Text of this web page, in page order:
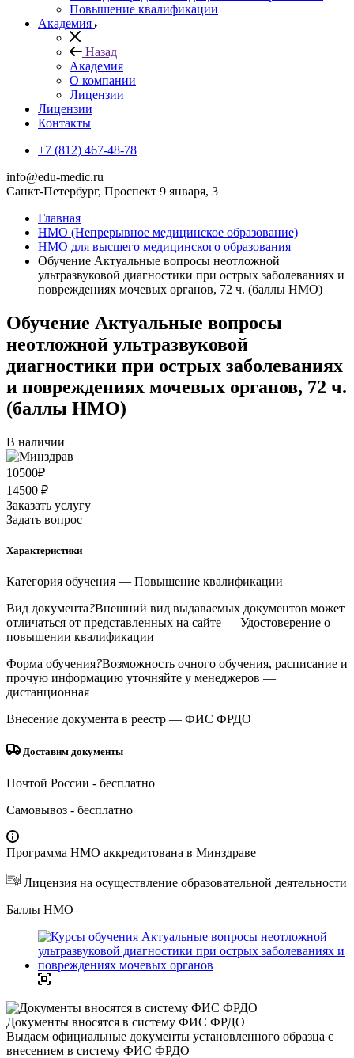
Повышение квалификации
Академия
Назад
Академия
О компании
Лицензии
Лицензии
Контакты
+7 (812) 467-48-78
info@edu-medic.ru
Санкт-Петербург, Проспект 9 января, 3
Главная
НМО (Непрерывное медицинское образование)
НМО для высшего медицинского образования
Обучение Актуальные вопросы неотложной
ультразвуковой диагностики при острых заболеваниях и
повреждениях мочевых органов, 72 ч. (баллы НМО)
Обучение Актуальные вопросы
неотложной ультразвуковой
диагностики при острых заболеваниях
и повреждениях мочевых органов, 72 ч.
(баллы НМО)
В наличии
10500₽
14500 ₽
Заказать услугу
Задать вопрос
Характеристики
Категория обучения — Повышение квалификации
Вид документа?Внешний вид выдаваемых документов может
отличаться от представленных на сайте — Удостоверение о
повышении квалификации
Форма обучения?Возможность очного обучения, расписание и
прочую информацию уточняйте у менеджеров —
дистанционная
Внесение документа в реестр — ФИС ФРДО
Доставим документы
Почтой России - бесплатно
Самовывоз - бесплатно
Программа НМО аккредитована в Минздраве
Лицензия на осуществление образовательной деятельности
Баллы НМО
Документы вносятся в систему ФИС ФРДО
Выдаем официальные документы установленного образца с
внесением в систему ФИС ФРДО